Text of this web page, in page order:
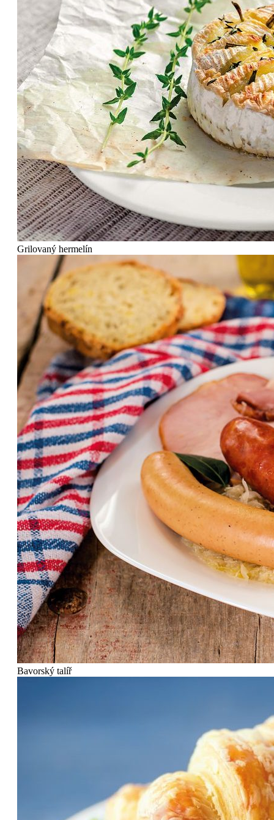
Grilovaný hermelín
Bavorský talíř